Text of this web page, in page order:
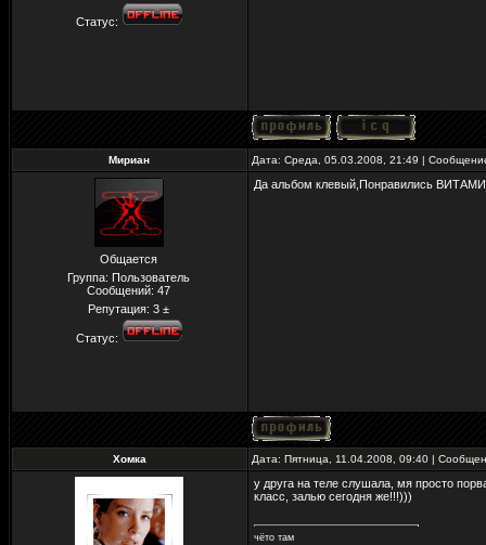
Статус:
Мириан Дата: Среда, 05.03.2008, 21:49 |
Общается
Группа: Пользователь
Сообщений:47
Репутация:3 ±
Статус:
Да альбом клевый,Понравились
Хомка Дата: Пятница, 11.04.2008, 09:40 |
у друга на теле слушала, мя просто
класс, залью сегодня же!!!)))
чёто там